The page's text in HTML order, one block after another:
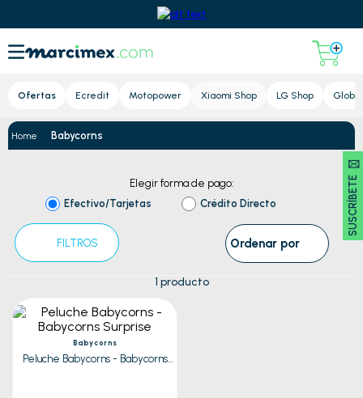
Ofertas Ecredit Motopower Xiaomi Shop LG Shop Global
SUSCRÍBETE 🖂
Babycorns
Elegir forma de pago:
Efectivo/Tarjetas
Crédito Directo
FILTROS Ordenar por
1 producto
Babycorns
Peluche Babycorns - Babycorns